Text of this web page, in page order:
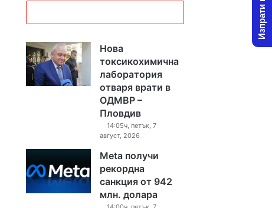
Нова
токсикохимична
лаборатория
отваря врати в
ОДМВР –
Пловдив
14:05ч, петък, 7
август, 2026
Meta получи
рекордна
санкция от 942
млн. долара